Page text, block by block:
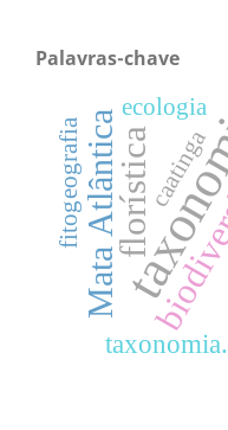
Palavras-chave
florística
Mata Atlântica
taxonomia.
fitogeografia
ecologia
caatinga